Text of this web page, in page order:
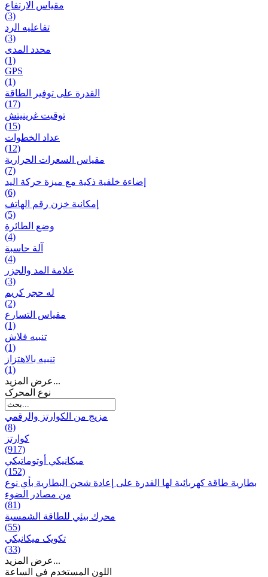
مقياس الارتفاع
(3)
تفاعلیه الرد
(3)
محدد المدى
(1)
GPS
(1)
القدرة على توفير الطاقة
(17)
توقيت غرينيتش
(15)
عداد الخطوات
(12)
مقیاس السعرات الحرارية
(7)
إضاءة خلفية ذكية مع ميزة حرکة اليد
(6)
إمكانية خزن رقم الهاتف
(5)
وضع الطائرة
(4)
آلة حاسبة
(4)
علامة المد والجزر
(3)
له حجر كريم
(2)
مقياس التسارع
(1)
تنبيه فلاش
(1)
تنبيه بالاهتزاز
(1)
عرض المزيد...
نوع المحرک
مزيج من الكوارتز والرقمي
(8)
كوارتز
(917)
ميكانيكي أوتوماتيكي
(152)
بطارية طاقة كهربائية لها القدرة على إعادة شحن البطارية بأي نوع
من مصادر الضوء
(81)
محرك بيئي للطاقة الشمسية
(55)
تکویک ميكانيكي
(33)
عرض المزيد...
اللون المستخدم في الساعة